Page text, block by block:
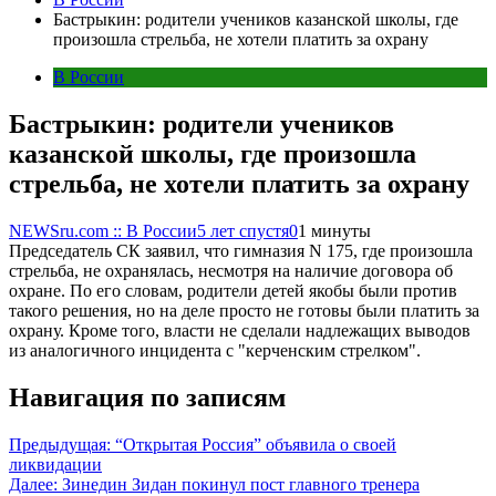
Бастрыкин: родители учеников казанской школы, где
произошла стрельба, не хотели платить за охрану
В России
Бастрыкин: родители учеников
казанской школы, где произошла
стрельба, не хотели платить за охрану
NEWSru.com :: В России5 лет спустя01 минуты
Председатель СК заявил, что гимназия N 175, где произошла
стрельба, не охранялась, несмотря на наличие договора об
охране. По его словам, родители детей якобы были против
такого решения, но на деле просто не готовы были платить за
охрану. Кроме того, власти не сделали надлежащих выводов
из аналогичного инцидента с "керченским стрелком".
Навигация по записям
Предыдущая: “Открытая Россия” объявила о своей
ликвидации
Далее: Зинедин Зидан покинул пост главного тренера